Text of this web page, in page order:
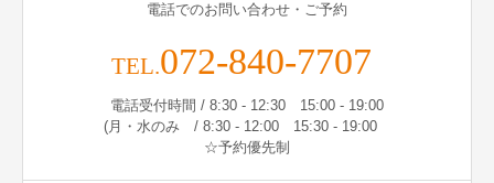
電話でのお問い合わせ・ご予約
TEL.072-840-7707
電話受付時間 / 8:30 - 12:30 15:00 - 19:00
(月・水のみ / 8:30 - 12:00 15:30 - 19:00
☆予約優先制